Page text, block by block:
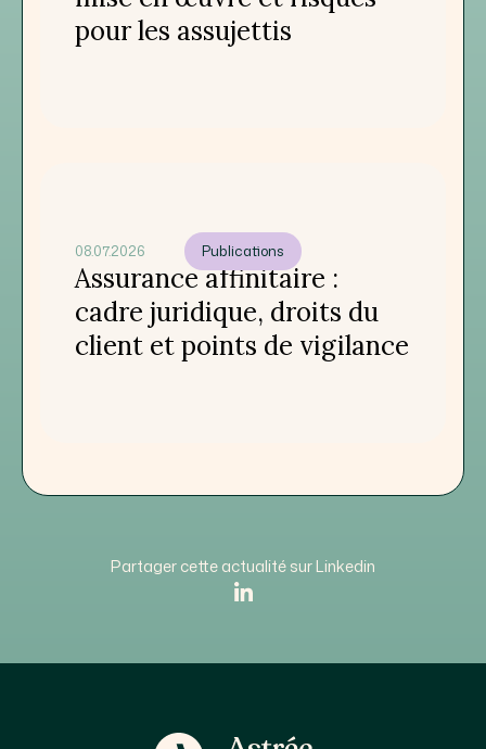
pour les assujettis
08.07.2026
Assurance affinitaire :
cadre juridique, droits du
client et points de vigilance
Publications
Partager cette actualité sur Linkedin